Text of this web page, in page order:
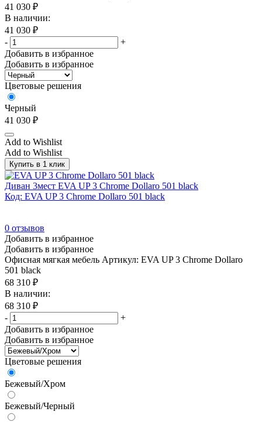
41 030 ₽
В наличии:
41 030 ₽
-
+
Добавить в избранное
Добавить в избранное
Цветовые решения
Черный
41 030 ₽
Add to Wishlist
Add to Wishlist
Купить в 1 клик
Диван 3мест EVA UP 3 Chrome Dollaro 501 black
Код: EVA UP 3 Chrome Dollaro 501 black
0 отзывов
Добавить в избранное
Добавить в избранное
Офисная мягкая мебель Артикул: EVA UP 3 Chrome Dollaro
501 black
68 310 ₽
В наличии:
68 310 ₽
-
+
Добавить в избранное
Добавить в избранное
Цветовые решения
Бежевый/Хром
Бежевый/Черный